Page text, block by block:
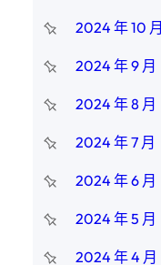
2024 年 10 月
2024 年 9 月
2024 年 8 月
2024 年 7 月
2024 年 6 月
2024 年 5 月
2024 年 4 月